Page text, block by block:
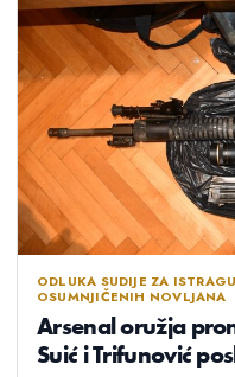
ODLUKA SUDIJE ZA
OSUMNJIČENIH NOVLJANA
Arsenal oružja
Suić i Trifunović